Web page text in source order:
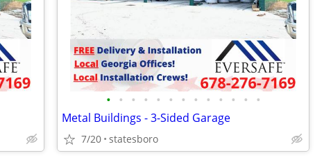
• • • • • • • • • • • • •
Metal Buildings - 3-Sided Garage
7/20 statesboro